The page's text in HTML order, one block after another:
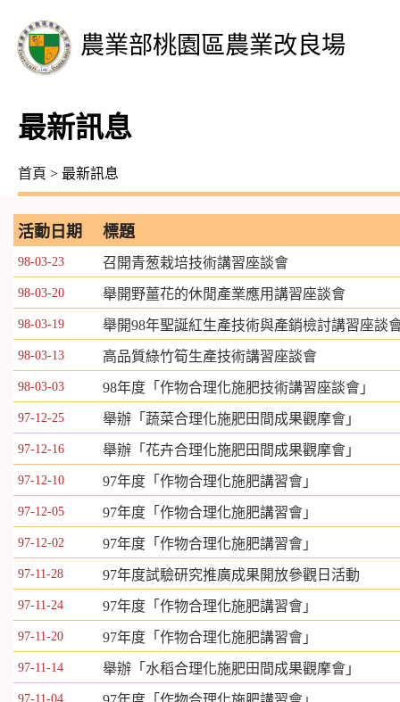
農業部桃園區農業改良場
最新訊息
首頁 > 最新訊息
活動日期 標題
98-03-23 召開青葱栽培技術講習座談會
98-03-20 舉開野薑花的休閒產業應用講習座談會
98-03-19 舉開98年聖誕紅生產技術與產銷檢討講習座談
98-03-13 高品質綠竹筍生產技術講習座談會
98-03-03 98年度「作物合理化施肥技術講習座談會」
97-12-25 舉辦「蔬菜合理化施肥田間成果觀摩會」
97-12-16 舉辦「花卉合理化施肥田間成果觀摩會」
97-12-10 97年度「作物合理化施肥講習會」
97-12-05 97年度「作物合理化施肥講習會」
97-12-02 97年度「作物合理化施肥講習會」
97-11-28 97年度試驗研究推廣成果開放參觀日活動
97-11-24 97年度「作物合理化施肥講習會」
97-11-20 97年度「作物合理化施肥講習會」
97-11-14 舉辦「水稻合理化施肥田間成果觀摩會」
97-11-04